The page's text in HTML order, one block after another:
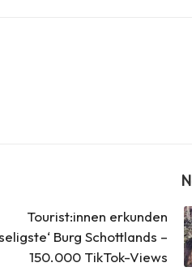
Tourist:innen erkunden
Burg Schottlands –
150.000 TikTok-Views